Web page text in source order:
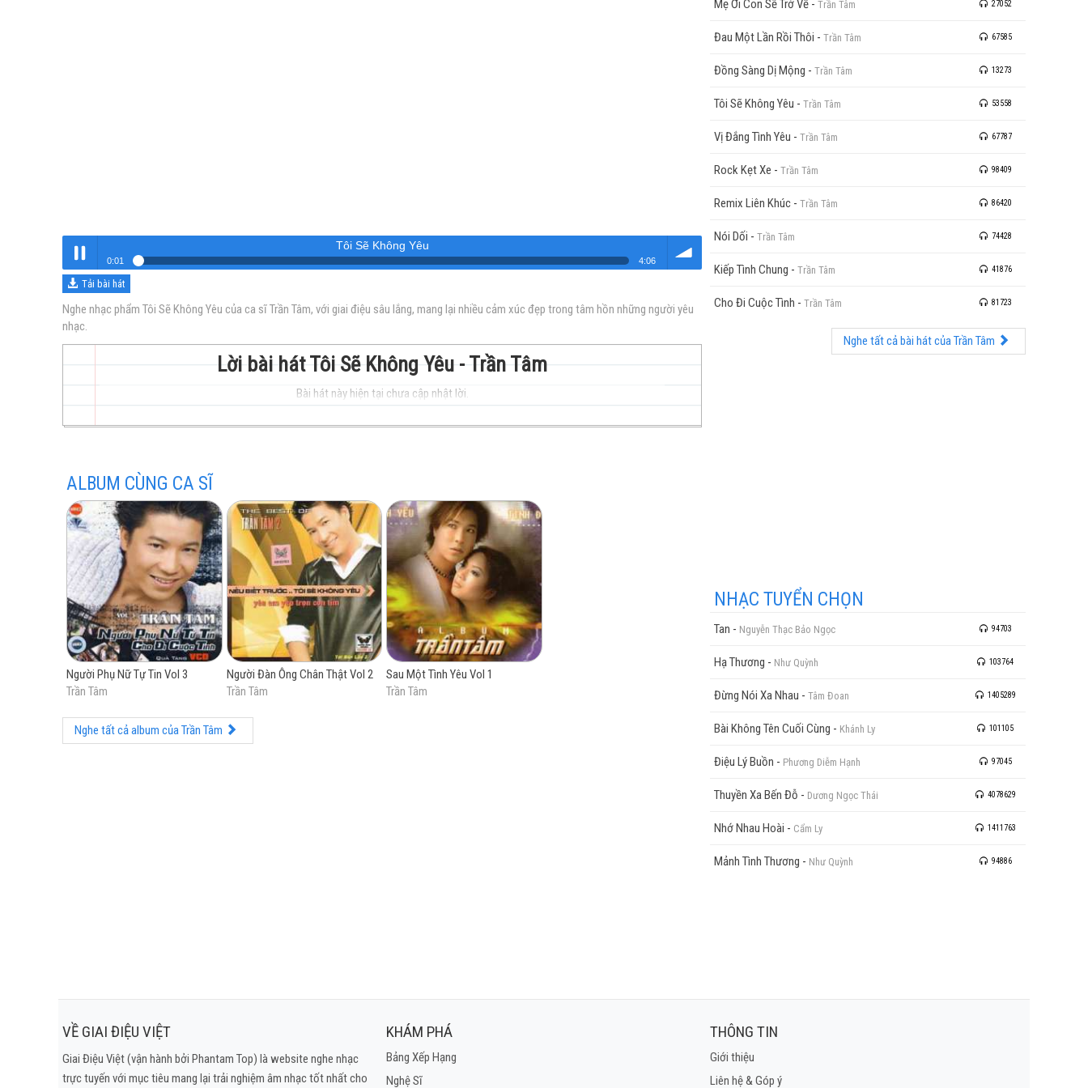
Nghe
hay
nhất
Tôi Sẽ Không Yêu
0:02 4:06
Tôi Sẽ Không Yêu
Tải bài hát
Nghe nhạc phẩm Tôi Sẽ Không Yêu của ca sĩ Trần Tâm, với giai điệu sâu lắng, mang lại nhiều cảm xúc đẹp trong tâm hồn những người yêu
nhạc.
Lời bài hát Tôi Sẽ Không Yêu - Trần Tâm
Bài hát này hiện tại chưa cập nhật lời.
ALBUM CÙNG CA SĨ
Người Phụ Nữ Tự Tin Vol 3
Trần Tâm
Người Đàn Ông Chân Thật Vol 2
Trần Tâm
Sau Một Tình Yêu Vol 1
Trần Tâm
Nghe tất cả album của Trần Tâm
Mẹ Ơi Con Sẽ Trở Về - Trần Tâm 27052
Đau Một Lần Rồi Thôi - Trần Tâm 67585
Đồng Sàng Dị Mộng - Trần Tâm 13273
Tôi Sẽ Không Yêu - Trần Tâm 53558
Vị Đắng Tình Yêu - Trần Tâm 67787
Rock Kẹt Xe - Trần Tâm 98409
Remix Liên Khúc - Trần Tâm 86420
Nói Dối - Trần Tâm 74428
Kiếp Tình Chung - Trần Tâm 41876
Cho Đi Cuộc Tình - Trần Tâm 81723
Nghe tất cả bài hát của Trần Tâm
NHẠC TUYỂN CHỌN
Tan - Nguyễn Thạc Bảo Ngọc 94703
Hạ Thương - Như Quỳnh 103764
Đừng Nói Xa Nhau - Tâm Đoan 1405289
Bài Không Tên Cuối Cùng - Khánh Ly 101105
Điệu Lý Buồn - Phương Diễm Hạnh 97045
Thuyền Xa Bến Đỗ - Dương Ngọc Thái 4078629
Nhớ Nhau Hoài - Cẩm Ly 1411763
Mảnh Tình Thương - Như Quỳnh 94886
VỀ GIAI ĐIỆU VIỆT
Giai Điệu Việt (vận hành bởi Phantam Top) là website nghe nhạc
trực tuyến với mục tiêu mang lại trải nghiệm âm nhạc tốt nhất cho
KHÁM PHÁ
Bảng Xếp Hạng
Nghệ Sĩ
THÔNG TIN
Giới thiệu
Liên hệ & Góp ý